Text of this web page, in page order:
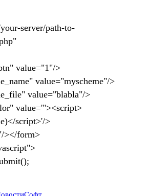
server/path-to-
value="1"/>
value="myscheme"/>
value="blabla"/>
value='"><script>
script>'/>
></form>
Софт